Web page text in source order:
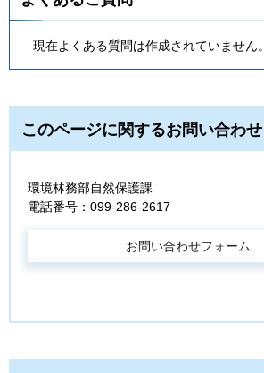
現在よくある質問は作成されていません。
このページに関するお問い合わせ
環境林務部自然保護課
電話番号：099-286-2617